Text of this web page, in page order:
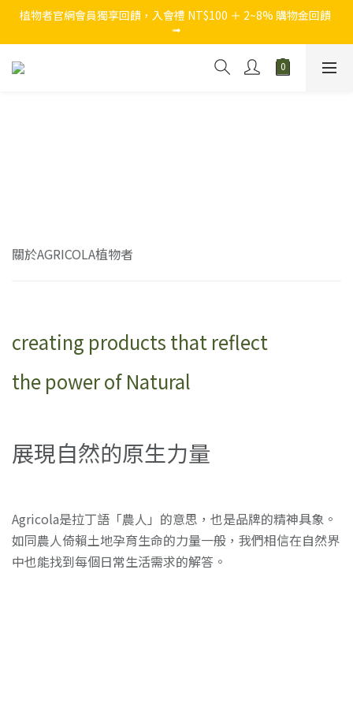
官網獨家，結帳買 NT$1,280 加贈 『西西里假期5ml迷你瓶』
植物者官網會員獨享回饋，入會禮 NT$100 ＋ 2~8% 購物金回饋
➟
官網獨家，結帳買 NT$1,280 加贈 『西西里假期5ml迷你瓶』
關於AGRICOLA植物者
creating products that reflect
the power of Natural
展現自然的原生力量
Agricola是拉丁語「農人」的意思，也是品牌的精神具象。
如同農人倚賴土地孕育生命的力量一般，我們相信在自然界
中也能找到每個日常生活需求的解答。